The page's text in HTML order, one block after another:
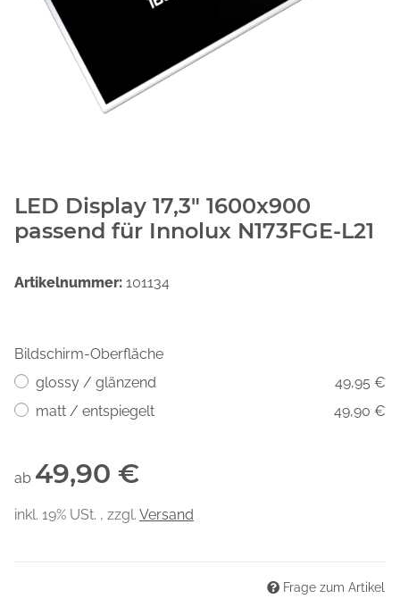
LED Display 17,3" 1600x900
passend für Innolux N173FGE-L21
Artikelnummer: 101134
Bildschirm-Oberfläche
glossy / glänzend
49,95 €
matt / entspiegelt
49,90 €
ab 49,90 €
inkl. 19% USt. , zzgl. Versand
Frage zum Artikel